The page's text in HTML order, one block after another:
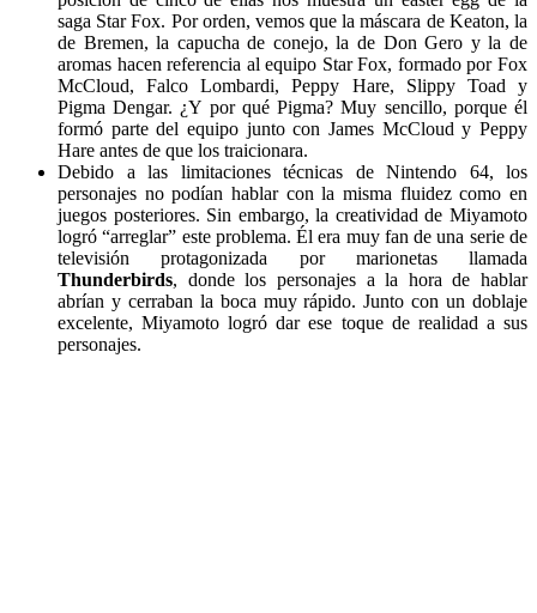
saga Star Fox. Por orden, vemos que la máscara de Keaton, la
de Bremen, la capucha de conejo, la de Don Gero y la de
aromas hacen referencia al equipo Star Fox, formado por Fox
McCloud, Falco Lombardi, Peppy Hare, Slippy Toad y
Pigma Dengar. ¿Y por qué Pigma? Muy sencillo, porque él
formó parte del equipo junto con James McCloud y Peppy
Hare antes de que los traicionara.
Debido a las limitaciones técnicas de Nintendo 64, los
personajes no podían hablar con la misma fluidez como en
juegos posteriores. Sin embargo, la creatividad de Miyamoto
logró “arreglar” este problema. Él era muy fan de una serie de
televisión protagonizada por marionetas llamada
Thunderbirds, donde los personajes a la hora de hablar
abrían y cerraban la boca muy rápido. Junto con un doblaje
excelente, Miyamoto logró dar ese toque de realidad a sus
personajes.